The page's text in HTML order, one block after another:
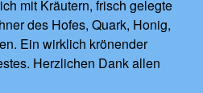
mit Kräutern, frisch gelegte
des Hofes, Quark, Honig,
Ein wirklich krönender
Herzlichen Dank allen